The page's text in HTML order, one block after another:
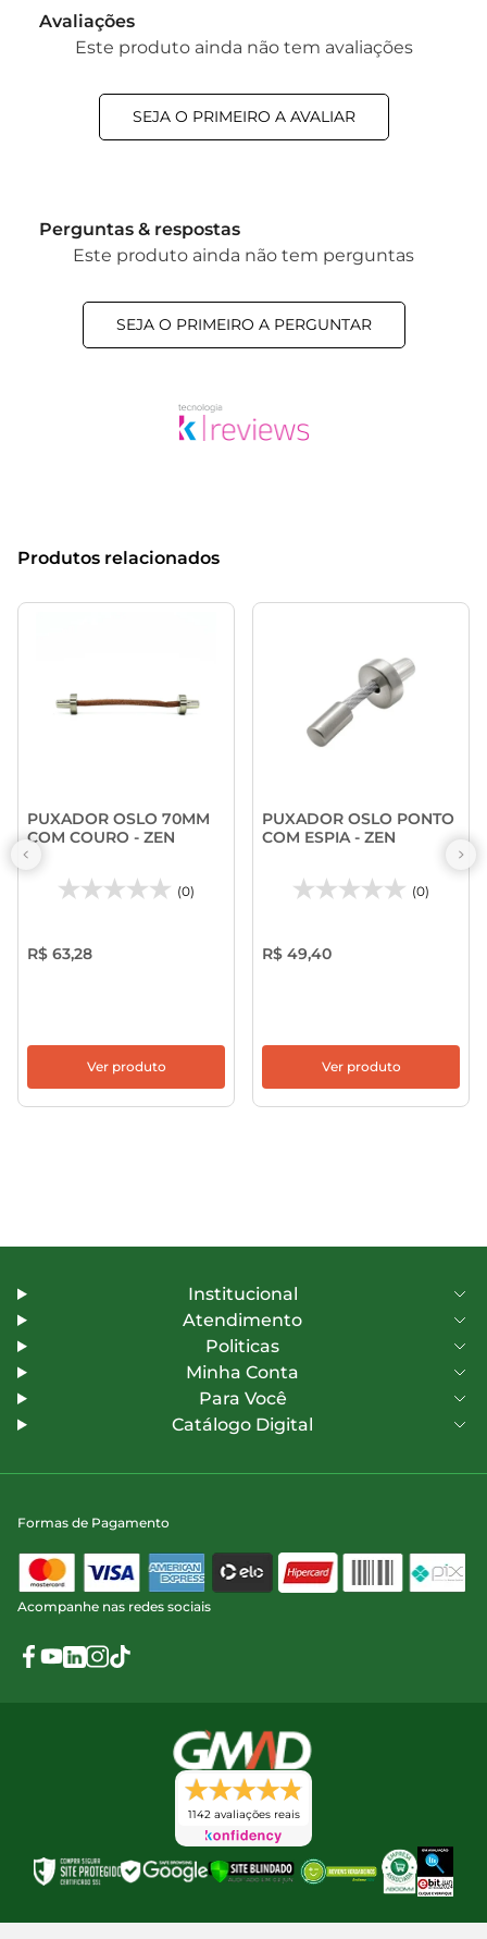
Avaliações
Este produto ainda não tem avaliações
SEJA O PRIMEIRO A AVALIAR
Perguntas & respostas
Este produto ainda não tem perguntas
SEJA O PRIMEIRO A PERGUNTAR
Produtos relacionados
PUXADOR OSLO 70MM
COM COURO - ZEN
(0)
R$ 63,28
Ver produto
PUXADOR OSLO PONTO
COM ESPIA - ZEN
(0)
R$ 49,40
Ver produto
Institucional
Atendimento
Politicas
Minha Conta
Para Você
Catálogo Digital
Formas de Pagamento
Acompanhe nas redes sociais
1142 avaliações reais